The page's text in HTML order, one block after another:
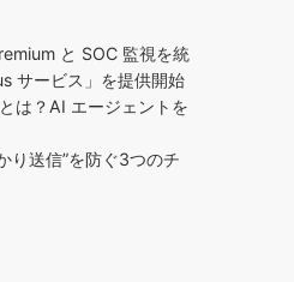
と SOC 監視を統
サービス」を提供開始
は？AI エージェントを
り送信”を防ぐ3つのチ